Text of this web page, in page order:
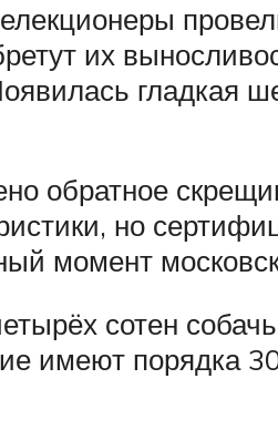
их
обратное
но
момент
сотен
имеют порядка